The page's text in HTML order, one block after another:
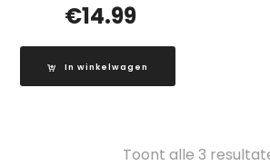
€14.99
In winkelwagen
Toont alle 3